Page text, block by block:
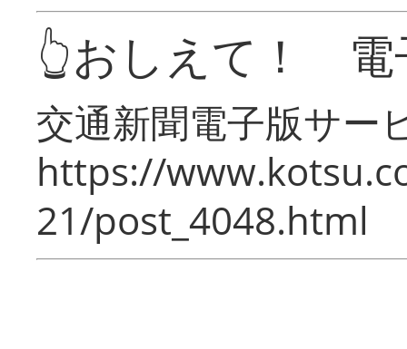
👆おしえて！ 電
交通新聞電子版サー
https://
21/post_4048.html